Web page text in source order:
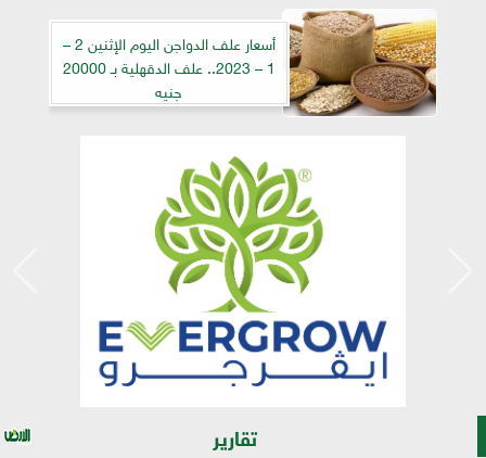
أسعار علف الدواجن اليوم الإثنين 2 –
1 – 2023.. علف الدقهلية بـ 20000
جنيه
تقارير